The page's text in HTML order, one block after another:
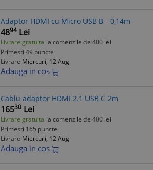
Adaptor HDMI cu Micro USB B - 0,14m
4894 Lei
Livrare gratuita la comenzile de 400 lei
Primesti 49 puncte
Livrare Miercuri, 12 Aug
Adauga in cos
Cablu adaptor HDMI 2.1 USB C 2m
16530 Lei
Livrare gratuita la comenzile de 400 lei
Primesti 165 puncte
Livrare Miercuri, 12 Aug
Adauga in cos